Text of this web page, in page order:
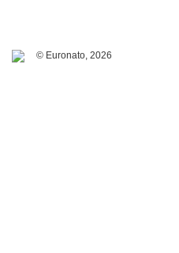
© Euronato, 2026